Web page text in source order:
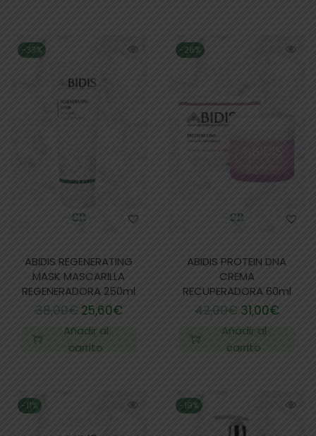
-33%
ABIDIS REGENERATING
MASK MASCARILLA
REGENERADORA 250ml
38,00€ 25,60€
Añadir al
carrito
-26%
ABIDIS PROTEIN DNA
CREMA
RECUPERADORA 60ml
42,00€ 31,00€
Añadir al
carrito
-11% -19%